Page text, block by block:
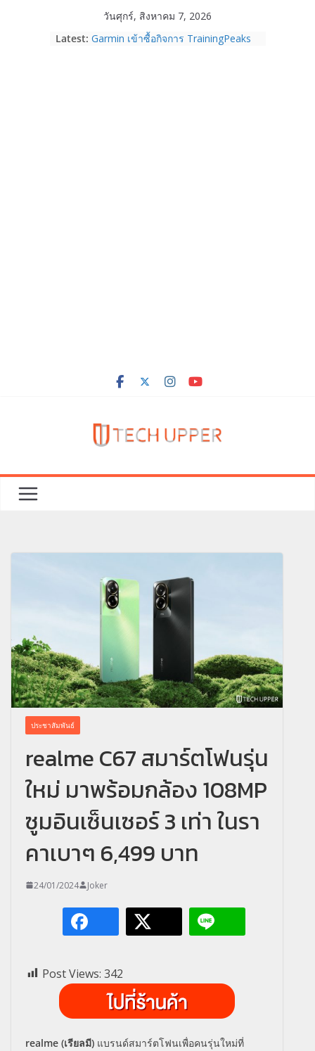
วันศุกร์, สิงหาคม 7, 2026
Latest: Garmin เข้าซื้อกิจการ TrainingPeaks
ประชาสัมพันธ์
realme C67 สมาร์ตโฟนรุ่น
ใหม่ มาพร้อมกล้อง 108MP
ซูมอินเซ็นเซอร์ 3 เท่า ในรา
คาเบาๆ 6,499 บาท
24/01/2024 Joker
Post Views: 342
realme (เรียลมี) แบรนด์สมาร์ตโฟนเพื่อคนรุ่นใหม่ที่